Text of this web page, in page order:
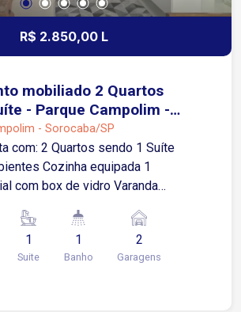
R$ 2.850,00 L
mobiliado 2 Quartos
- Parque Campolim -
- Sorocaba/SP
sendo 1 Suíte
Cozinha equipada 1
com box de vidro Varanda
de lazer e segurança, com portaria,
1
Suite
1
Banho
2
Garagens